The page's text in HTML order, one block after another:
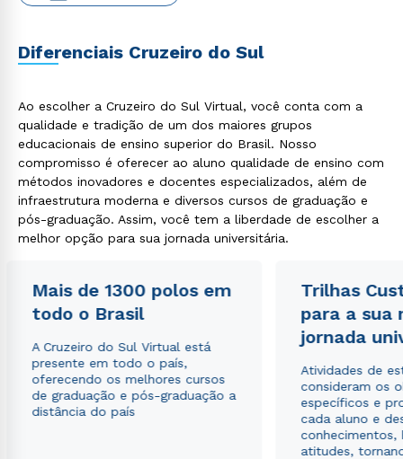
Diferenciais Cruzeiro do Sul
Ao escolher a Cruzeiro do Sul Virtual, você conta com a
qualidade e tradição de um dos maiores grupos
educacionais de ensino superior do Brasil. Nosso
compromisso é oferecer ao aluno qualidade de ensino com
métodos inovadores e docentes especializados, além de
infraestrutura moderna e diversos cursos de graduação e
pós-graduação. Assim, você tem a liberdade de escolher a
melhor opção para sua jornada universitária.
Mais de 1300 polos em
todo o Brasil
A Cruzeiro do Sul Virtual está
presente em todo o país,
oferecendo os melhores cursos
de graduação e pós-graduação a
distância do país
Trilhas
para a sua
jornada
Atividades de
consideram os
específicos e
cada aluno e
conhecimentos,
atitudes,